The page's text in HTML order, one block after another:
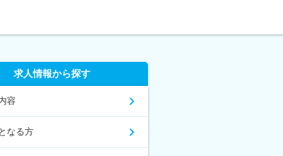
求人情報から探す
容
なる方